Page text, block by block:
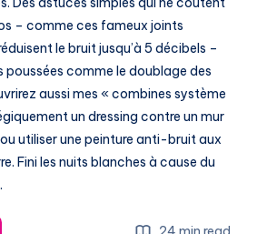
– comme ces fameux joints
le bruit jusqu’à 5 décibels –
poussées comme le doublage des
aussi mes « combines système
un dressing contre un mur
utiliser une peinture anti-bruit aux
Fini les nuits blanches à cause du